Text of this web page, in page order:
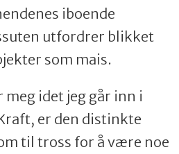
iboende
utfordrer blikket
som mais.
idet jeg går inn i
er den distinkte
til tross for å være noe